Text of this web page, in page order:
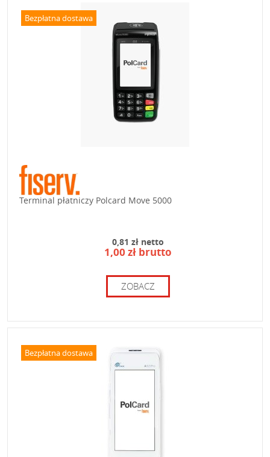
Bezpłatna dostawa
Terminal płatniczy Polcard Move 5000
0,81 zł netto
1,00 zł brutto
ZOBACZ
Bezpłatna dostawa